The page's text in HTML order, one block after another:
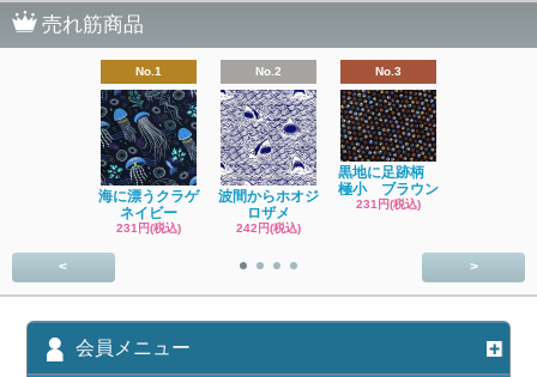
売れ筋商品
No.1
海に漂うクラゲ
ネイビー
231円(税込)
No.2
波間からホオジ
ロザメ
242円(税込)
No.3
黒地に足跡柄
極小 ブラウン
231円(税込)
< >
会員メニュー